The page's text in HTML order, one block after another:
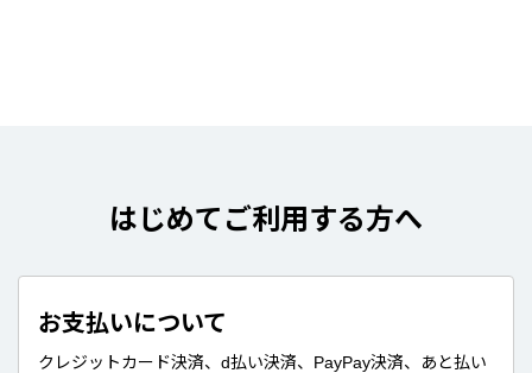
はじめてご利用する方へ
お支払いについて
クレジットカード決済、d払い決済、PayPay決済、あと払い